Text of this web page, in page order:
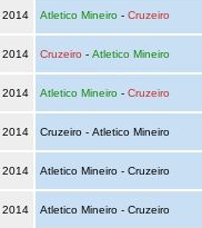
2014 Atletico Mineiro- Cruzeiro
2014 Cruzeiro - Atletico Mineiro
2014 Atletico Mineiro- Cruzeiro
2014 Cruzeiro - Atletico Mineiro
2014 Atletico Mineiro - Cruzeiro
2014 Atletico Mineiro - Cruzeiro